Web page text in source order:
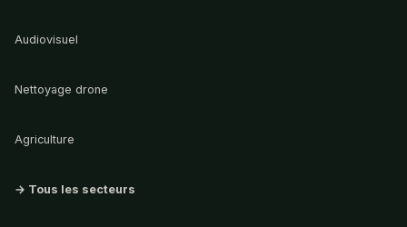
Audiovisuel
Nettoyage drone
Agriculture
→ Tous les secteurs